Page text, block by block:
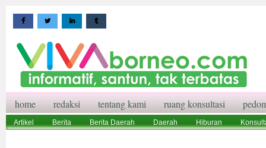
home redaksi tentang kami ruang konsultasi
Artikel Berita Berita Daerah Daerah Hiburan